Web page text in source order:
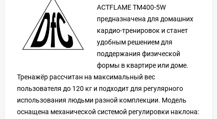
ACTFLAME TM400-5W
предназначена для домашних
кардио-тренировок и станет
удобным решением для
поддержания физической
формы в квартире или доме.
Тренажёр рассчитан на максимальный вес
пользователя до 120 кг и подходит для регулярного
использования людьми разной комплекции. Модель
оснащена механической системой регулировки наклона: